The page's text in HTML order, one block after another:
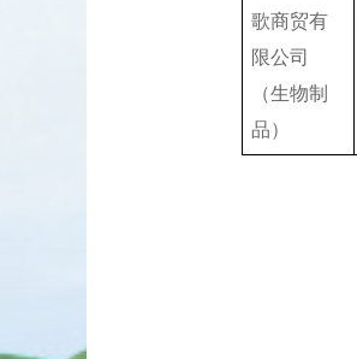
歌商贸有
限公司
（生物制
品）